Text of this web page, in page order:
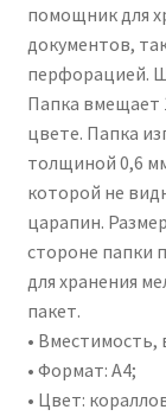
помощник для
документов,
перфорацией.
Папка вмещает
цвете. Папка
толщиной 0,6
которой не
царапин.
стороне папки
для хранения
пакет.
• Вместимость,
• Формат: А4;
• Цвет: